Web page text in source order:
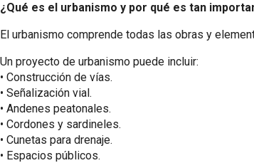
¿Qué es el urbanismo y por qué es tan
El urbanismo comprende todas las obras y
Un proyecto de urbanismo puede incluir:
•⁠ ⁠Construcción de vías.
•⁠ ⁠Señalización vial.
•⁠ ⁠Andenes peatonales.
•⁠ ⁠Cordones y sardineles.
•⁠ ⁠Cunetas para drenaje.
•⁠ ⁠Espacios públicos.